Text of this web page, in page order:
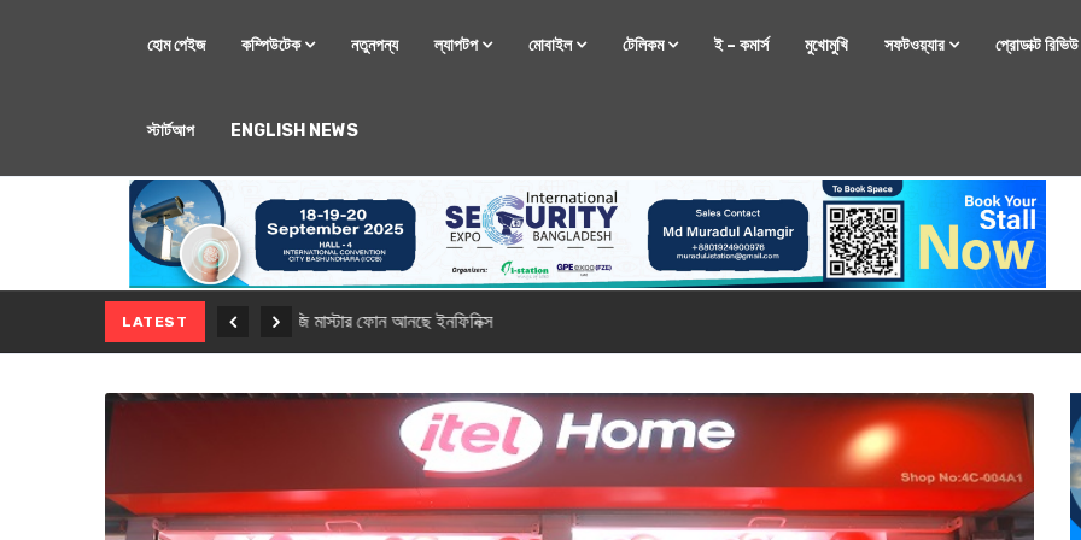
হোম পেইজ কম্পিউটেক নতুনপন্য ল্যাপটপ মোবাইল টেলিকম ই – কমার্স মুখোমুখি সফটওয়্যার প্রোডাক্ট রিভিউ
স্টার্টআপ ENGLISH NEWS
LATEST মোবাইল নতুন সি-সিরিজ স্মার্টফোন নিয়ে আসছে রিয়েলমি